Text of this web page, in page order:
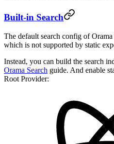
Built-in Search
The default search config of Orama
which is not supported by static
Instead, you can build the search
Orama Search guide. And enable
Root Provider: